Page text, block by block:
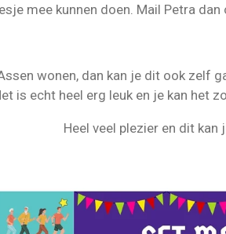
mee kunnen doen. Mail Petra dan
wonen, dan kan je dit ook zelf
is echt heel erg leuk en je kan het
Heel veel plezier en dit